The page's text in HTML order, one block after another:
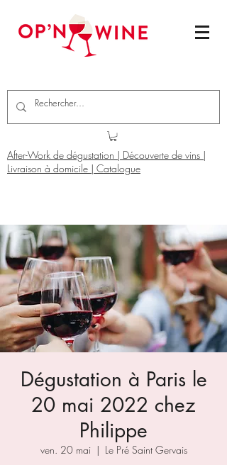
After-Work de dégustation | Découverte de vins |
Livraison à domicile | Catalogue
Dégustation à Paris le
20 mai 2022 chez
Philippe
ven. 20 mai
  |
Le Pré Saint Gervais